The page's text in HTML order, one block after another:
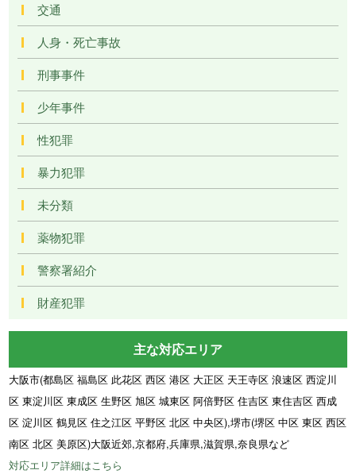
交通
人身・死亡事故
刑事事件
少年事件
性犯罪
暴力犯罪
未分類
薬物犯罪
警察署紹介
財産犯罪
主な対応エリア
大阪市(都島区 福島区 此花区 西区 港区 大正区 天王寺区 浪速区 西淀川
区 東淀川区 東成区 生野区 旭区 城東区 阿倍野区 住吉区 東住吉区 西成
区 淀川区 鶴見区 住之江区 平野区 北区 中央区),堺市(堺区 中区 東区 西区
南区 北区 美原区)大阪近郊,京都府,兵庫県,滋賀県,奈良県など
対応エリア詳細はこちら